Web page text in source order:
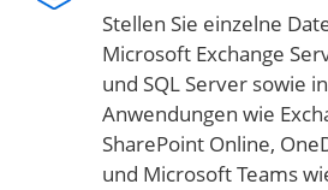
Stellen Sie einzelne
Microsoft Exchange
und SQL Server sowie
Anwendungen wie
SharePoint Online,
und Microsoft Teams